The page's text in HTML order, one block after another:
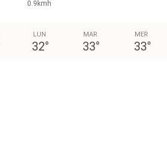
0.9kmh
LUN
32°
MAR
33°
MER
33°